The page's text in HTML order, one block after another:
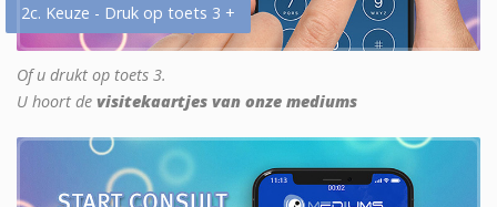
2c. Keuze - Druk op toets 3 +
Of u drukt op toets 3.
U hoort de visitekaartjes van onze mediums